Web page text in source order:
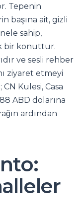
Tepenin
başına ait, gizli
sahip,
bir konuttur.
ve sesli rehber
ziyaret etmeyi
Kulesi, Casa
ABD dolarına
ardından